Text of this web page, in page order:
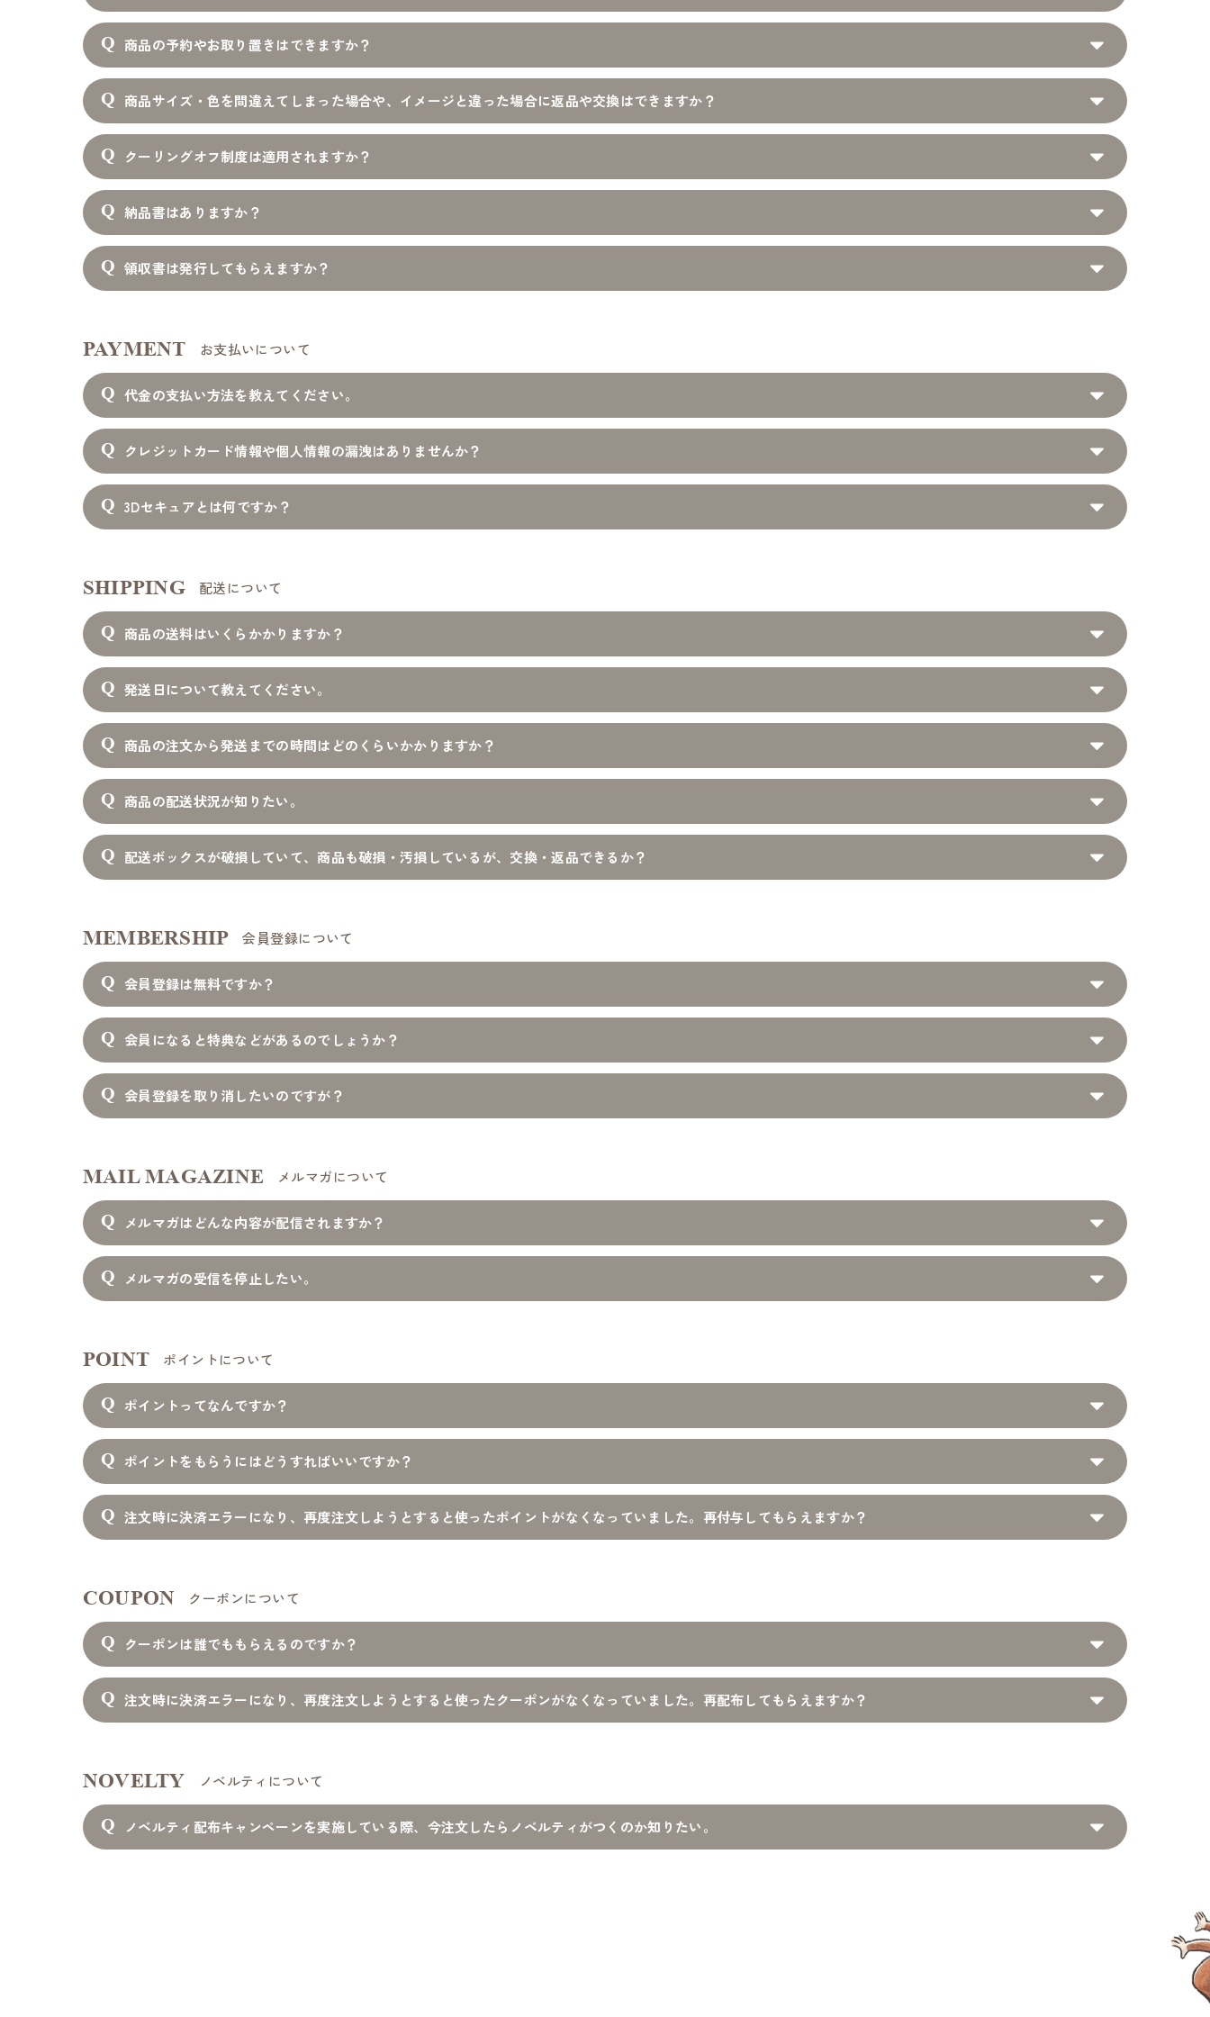
商品の予約やお取り置きはできますか？
商品サイズ・色を間違えてしまった場合や、イメージと違った場合に返品や交換はできますか？
クーリングオフ制度は適用されますか？
納品書はありますか？
領収書は発行してもらえますか？
PAYMENT お支払いについて
代金の支払い方法を教えてください。
クレジットカード情報や個人情報の漏洩はありませんか？
3Dセキュアとは何ですか？
SHIPPING 配送について
商品の送料はいくらかかりますか？
発送日について教えてください。
商品の注文から発送までの時間はどのくらいかかりますか？
商品の配送状況が知りたい。
配送ボックスが破損していて、商品も破損・汚損しているが、交換・返品できるか？
MEMBERSHIP 会員登録について
会員登録は無料ですか？
会員になると特典などがあるのでしょうか？
会員登録を取り消したいのですが？
MAIL MAGAZINE メルマガについて
メルマガはどんな内容が配信されますか？
メルマガの受信を停止したい。
POINT ポイントについて
ポイントってなんですか？
ポイントをもらうにはどうすればいいですか？
注文時に決済エラーになり、再度注文しようとすると使ったポイントがなくなっていました。再付与してもらえますか？
COUPON クーポンについて
クーポンは誰でももらえるのですか？
注文時に決済エラーになり、再度注文しようとすると使ったクーポンがなくなっていました。再配布してもらえますか？
NOVELTY ノベルティについて
ノベルティ配布キャンペーンを実施している際、今注文したらノベルティがつくのか知りたい。